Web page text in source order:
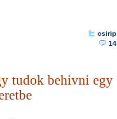
csirip
14
tudok behivni egy